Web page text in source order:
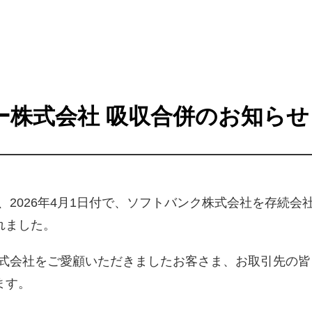
式会社 吸収合併のお知らせ
2026年4月1日付で、ソフトバンク株式会社を存続会
した。
会社をご愛顧いただきましたお客さま、お取引先の
。